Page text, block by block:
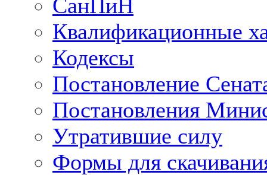
СанПиН
Квалификационные
Кодексы
Постановление
Постановления
Утратившие силу
Формы для